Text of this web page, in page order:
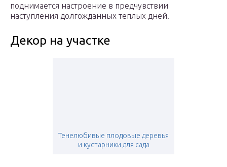
поднимается настроение в предчувствии
наступления долгожданных теплых дней.
Декор на участке
Тенелюбивые плодовые деревья
и кустарники для сада